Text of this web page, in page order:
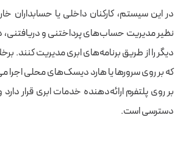
در این سیستم، کارکنان داخلی یا حسابداران
نظیر مدیریت حساب‌های پرداختنی و دریافتنی،
دیگر را از طریق برنامه‌های ابری مدیریت
که بر روی سرورها یا هارد دیسک‌های محلی اجرا
بر روی پلتفرم ارائه‌دهنده خدمات ابری قرار
دسترسی است.